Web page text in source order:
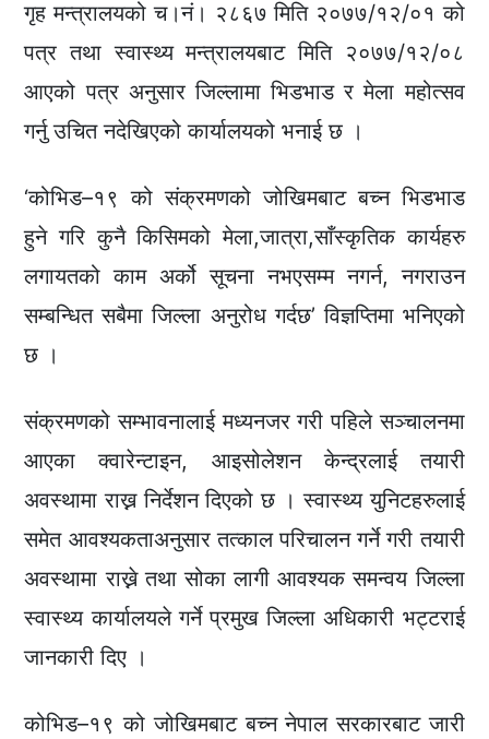
गृह मन्त्रालयको च।नं। २८६७ मिति २०७७/१२/०१ को
पत्र तथा स्वास्थ्य मन्त्रालयबाट मिति २०७७/१२/०८
आएको पत्र अनुसार जिल्लामा भिडभाड र मेला महोत्सव
गर्नु उचित नदेखिएको कार्यालयको भनाई छ ।
‘कोभिड–१९ को संक्रमणको जोखिमबाट बच्न भिडभाड
हुने गरि कुनै किसिमको मेला,जात्रा,साँस्कृतिक कार्यहरु
लगायतको काम अर्को सूचना नभएसम्म नगर्न, नगराउन
सम्बन्धित सबैमा जिल्ला अनुरोध गर्दछ’ विज्ञप्तिमा भनिएको
छ ।
संक्रमणको सम्भावनालाई मध्यनजर गरी पहिले सञ्चालनमा
आएका क्वारेन्टाइन, आइसोलेशन केन्द्रलाई तयारी
अवस्थामा राख्न निर्देशन दिएको छ । स्वास्थ्य युनिटहरुलाई
समेत आवश्यकताअनुसार तत्काल परिचालन गर्ने गरी तयारी
अवस्थामा राख्ने तथा सोका लागी आवश्यक समन्वय जिल्ला
स्वास्थ्य कार्यालयले गर्ने प्रमुख जिल्ला अधिकारी भट्टराई
जानकारी दिए ।
कोभिड–१९ को जोखिमबाट बच्न नेपाल सरकारबाट जारी